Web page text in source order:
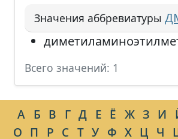
Значения аббревиатуры
Всего значений: 1
А Б В Г Д Е Ё Ж З И
О П Р С Т У Ф Х Ц Ч